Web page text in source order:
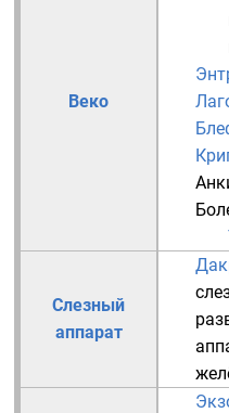
Веко
Слезный
аппарат